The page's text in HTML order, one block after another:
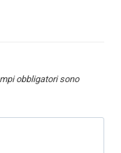
obbligatori sono